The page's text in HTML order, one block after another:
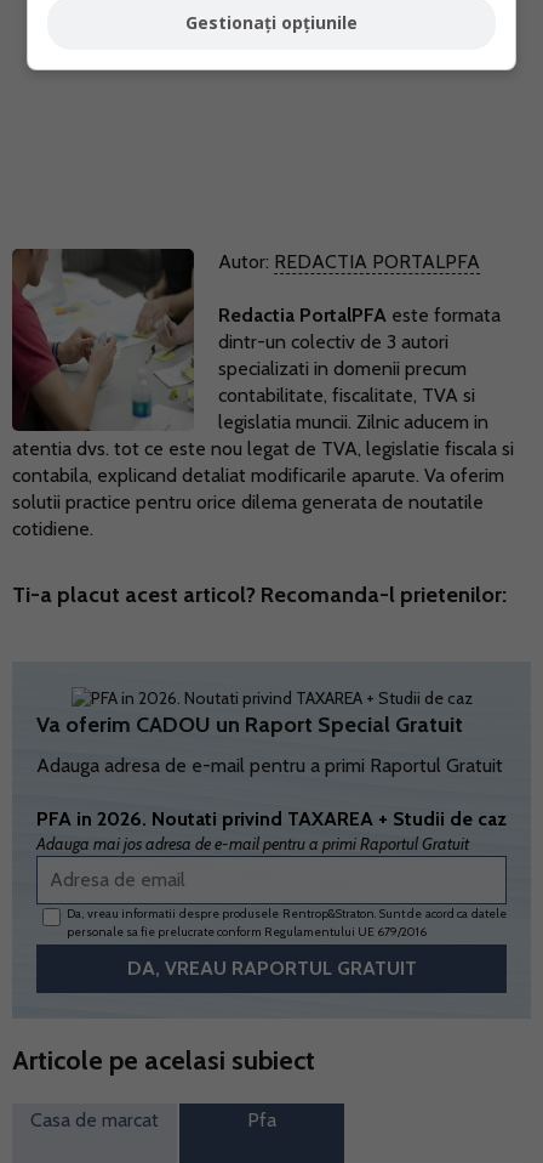
Autor: REDACTIA PORTALPFA
Redactia PortalPFA este formata
dintr-un colectiv de 3 autori
specializati in domenii precum
contabilitate, fiscalitate, TVA si
legislatia muncii. Zilnic aducem in
atentia dvs. tot ce este nou legat de TVA, legislatie fiscala si
contabila, explicand detaliat modificarile aparute. Va oferim
solutii practice pentru orice dilema generata de noutatile
cotidiene.
Ti-a placut acest articol? Recomanda-l prietenilor:
Va oferim CADOU un Raport Special Gratuit
Adauga adresa de e-mail pentru a primi Raportul Gratuit
PFA in 2026. Noutati privind TAXAREA + Studii de caz
Adauga mai jos adresa de e-mail pentru a primi Raportul Gratuit
Da, vreau informatii despre produsele Rentrop&Straton. Sunt de acord ca datele
personale sa fie prelucrate conform Regulamentului UE 679/2016
Articole pe acelasi subiect
Casa de marcat Pfa
Gestionați opțiunile